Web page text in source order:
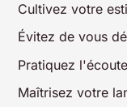
Cultivez votre
Évitez de vous
Pratiquez
Maîtrisez votre